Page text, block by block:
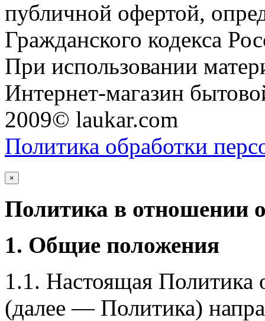
публичной офертой,
Гражданского кодекса
При использовании
Интернет-магазин
2009© laukar.com
Политика обработки
×
Политика в отношении
1. Общие положения
1.1. Настоящая Политика
(далее — Политика)